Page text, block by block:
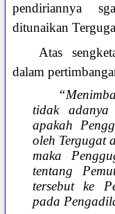
pendiriannya
ditunaikan
Atas
dalam
tidak
apakah
oleh Tergugat
maka
tentang
tersebut ke
pada